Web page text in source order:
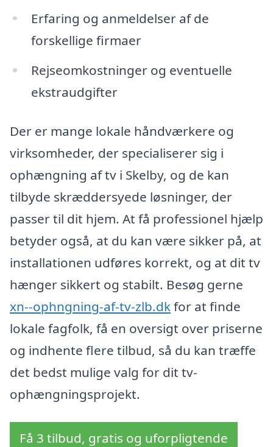
Erfaring og anmeldelser af de
forskellige firmaer
Rejseomkostninger og eventuelle
ekstraudgifter
Der er mange lokale håndværkere og
virksomheder, der specialiserer sig i
ophængning af tv i Skelby, og de kan
tilbyde skræddersyede løsninger, der
passer til dit hjem. At få professionel hjælp
betyder også, at du kan være sikker på, at
installationen udføres korrekt, og at dit tv
hænger sikkert og stabilt. Besøg gerne
xn--ophngning-af-tv-zlb.dkfor at finde
lokale fagfolk, få en oversigt over priserne
og indhente flere tilbud, så du kan træffe
det bedst mulige valg for dit tv-
ophængningsprojekt.
Få 3 tilbud, gratis og uforpligtende